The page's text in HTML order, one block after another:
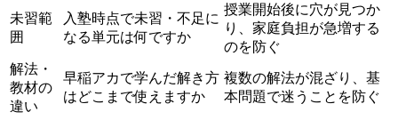
未習範
囲
入塾時点で未習・不足に
なる単元は何ですか
授業開始後に穴が見つか
り、家庭負担が急増する
のを防ぐ
解法・
教材の
違い
早稲アカで学んだ解き方
はどこまで使えますか
複数の解法が混ざり、基
本問題で迷うことを防ぐ